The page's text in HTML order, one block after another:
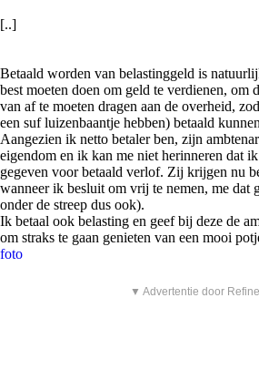
[..]
Betaald worden van belastinggeld is
best moeten doen om geld te verdienen, om
van af te moeten dragen aan de overheid,
een suf luizenbaantje hebben) betaald
Aangezien ik netto betaler ben, zijn
eigendom en ik kan me niet herinneren dat
gegeven voor betaald verlof. Zij krijgen nu
wanneer ik besluit om vrij te nemen, me dat
onder de streep dus ook).
Ik betaal ook belasting en geef bij deze de
om straks te gaan genieten van een mooi
foto
▼ Advertentie door